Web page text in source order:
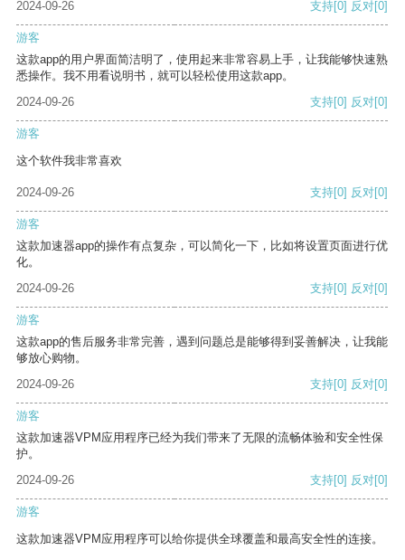
2024-09-26
支持[0] 反对[0]
游客
这款app的用户界面简洁明了，使用起来非常容易上手，让我能够快速熟
悉操作。我不用看说明书，就可以轻松使用这款app。
2024-09-26
支持[0] 反对[0]
游客
这个软件我非常喜欢
2024-09-26 支持[0] 反对[0]
游客
这款加速器app的操作有点复杂，可以简化一下，比如将设置页面进行优
化。
2024-09-26
支持[0] 反对[0]
游客
这款app的售后服务非常完善，遇到问题总是能够得到妥善解决，让我能
够放心购物。
2024-09-26
支持[0] 反对[0]
游客
这款加速器VPM应用程序已经为我们带来了无限的流畅体验和安全性保
护。
2024-09-26
支持[0] 反对[0]
游客
这款加速器VPM应用程序可以给你提供全球覆盖和最高安全性的连接。